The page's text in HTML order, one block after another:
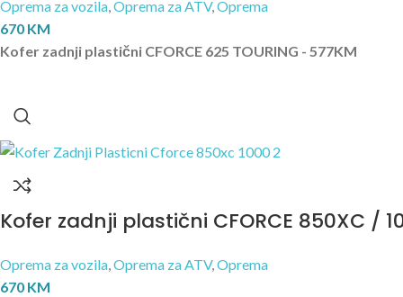
Oprema za vozila,Oprema za ATV,Oprema
670 KM
Kofer zadnji plastični CFORCE 625 TOURING - 577KM
Kofer zadnji plastični CFORCE 850XC /
Oprema za vozila,Oprema za ATV,Oprema
670 KM